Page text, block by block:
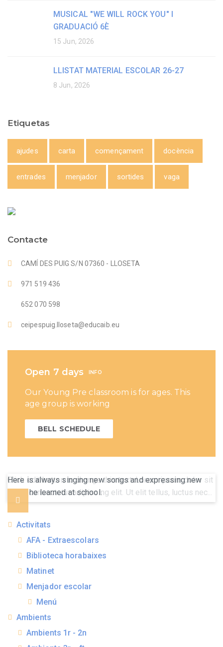
MUSICAL "WE WILL ROCK YOU" I
GRADUACIÓ 6È
15 Jun, 2026
LLISTAT MATERIAL ESCOLAR 26-27
8 Jun, 2026
Etiquetas
ajudes carta començament docència
entrades menjador sortides vaga
Contacte
CAMÍ DES PUIG S/N 07360 - LLOSETA
971 519 436
652 070 598
ceipespuig.lloseta@educaib.eu
Open 7 days INFO
Our Young Pre classroom is for ages. This
age group is working
BELL SCHEDULE
Here is always singing new songs and expressing new
ideas he learned at school.
Activitats
AFA - Extraescolars
Biblioteca horabaixes
Matinet
Menjador escolar
Menú
Ambients
Ambients 1r - 2n